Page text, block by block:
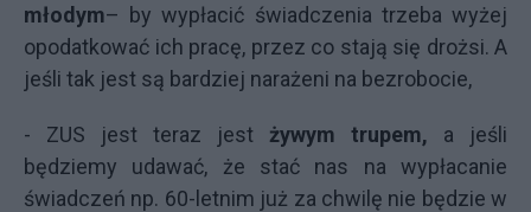
młodym– by wypłacić świadczenia trzeba wyżej
opodatkować ich pracę, przez co stają się drożsi. A
jeśli tak jest są bardziej narażeni na bezrobocie,
- ZUS jest teraz jest żywym trupem, a jeśli
będziemy udawać, że stać nas na wypłacanie
świadczeń np. 60-letnim już za chwilę nie będzie w